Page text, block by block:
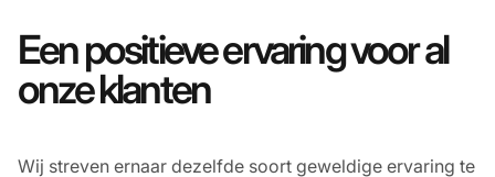
Een positieve ervaring voor al
onze klanten
Wij streven ernaar dezelfde soort geweldige ervaring te